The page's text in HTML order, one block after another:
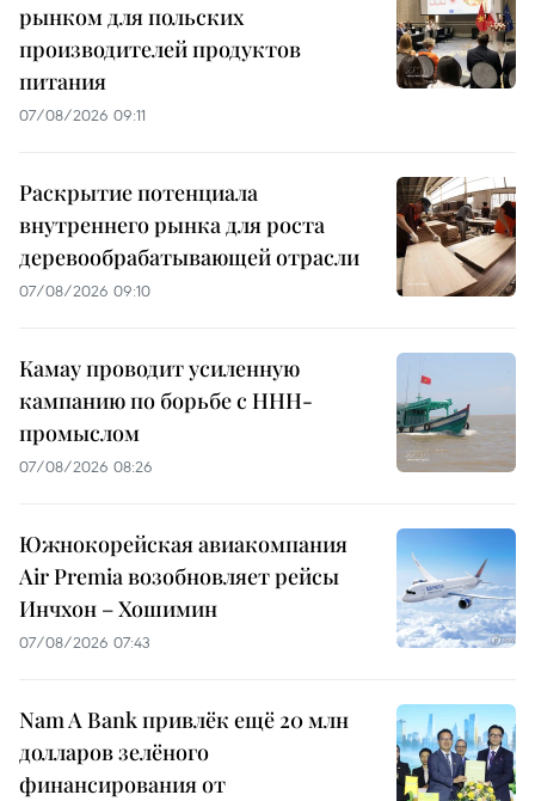
рынком для польских
производителей продуктов
питания
07/08/2026 09:11
Раскрытие потенциала
внутреннего рынка для роста
деревообрабатывающей отрасли
07/08/2026 09:10
Камау проводит усиленную
кампанию по борьбе с ННН-
промыслом
07/08/2026 08:26
Южнокорейская авиакомпания
Air Premia возобновляет рейсы
Инчхон – Хошимин
07/08/2026 07:43
Nam A Bank привлёк ещё 20 млн
долларов зелёного
финансирования от